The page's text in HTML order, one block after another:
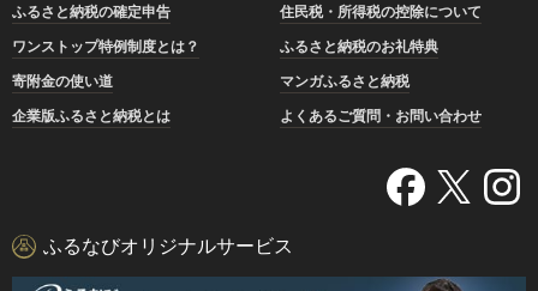
ふるさと納税の確定申告
住民税・所得税の控除について
ワンストップ特例制度とは？
ふるさと納税のお礼特典
寄附金の使い道
マンガふるさと納税
企業版ふるさと納税とは
よくあるご質問・お問い合わせ
ふるなびオリジナルサービス